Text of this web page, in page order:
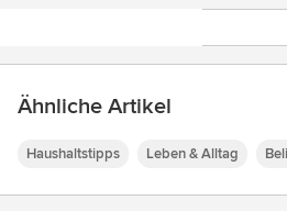
Ähnliche Artikel
Haushaltstipps Leben & Alltag